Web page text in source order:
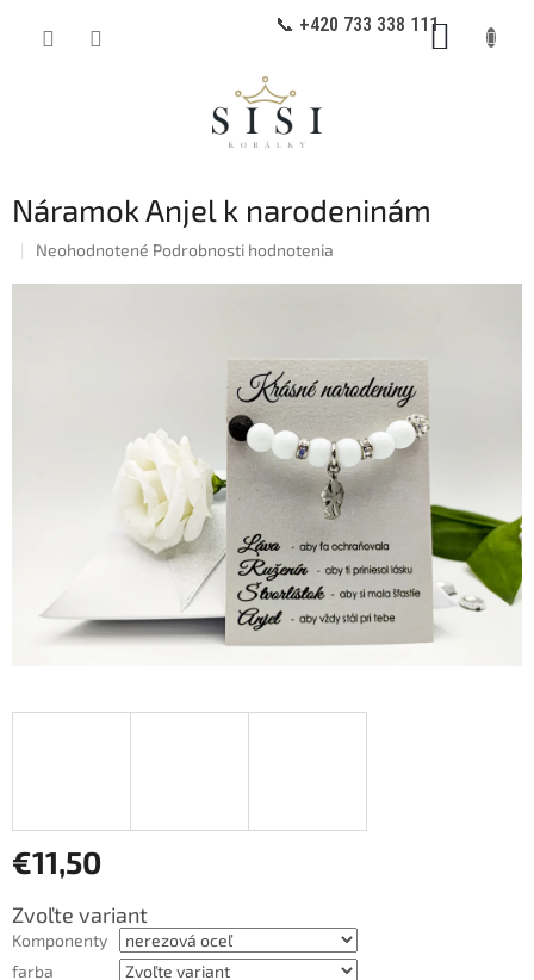
📞 +420 733 338 111
Náramok Anjel k narodeninám
Priemerné
Neohodnotené Podrobnosti hodnotenia
€11,50
Jednotková
cena:
Zvoľte variant
Komponenty
farba